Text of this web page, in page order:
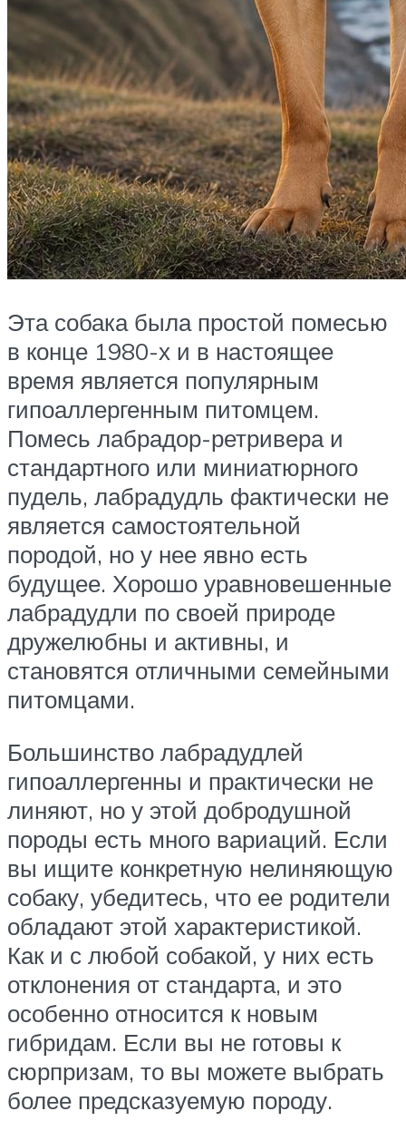
Эта собака была простой помесью
в конце 1980-х и в настоящее
время является популярным
гипоаллергенным питомцем.
Помесь лабрадор-ретривера и
стандартного или миниатюрного
пудель, лабрадудль фактически не
является самостоятельной
породой, но у нее явно есть
будущее. Хорошо уравновешенные
лабрадудли по своей природе
дружелюбны и активны, и
становятся отличными семейными
питомцами.
Большинство лабрадудлей
гипоаллергенны и практически не
линяют, но у этой добродушной
породы есть много вариаций. Если
вы ищите конкретную нелиняющую
собаку, убедитесь, что ее родители
обладают этой характеристикой.
Как и с любой собакой, у них есть
отклонения от стандарта, и это
особенно относится к новым
гибридам. Если вы не готовы к
сюрпризам, то вы можете выбрать
более предсказуемую породу.